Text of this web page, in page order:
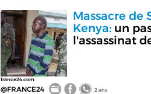
france24.com
Massacre de
Kenya:un
l'assassinat
@FRANCE24 2 ans